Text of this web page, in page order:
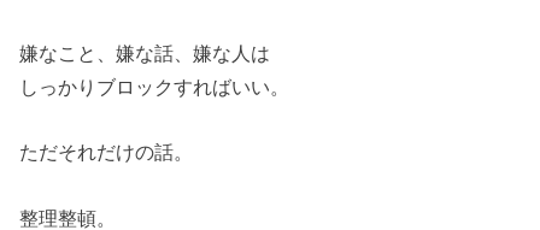
嫌なこと、嫌な話、嫌な人は
しっかりブロックすればいい。
ただそれだけの話。
整理整頓。